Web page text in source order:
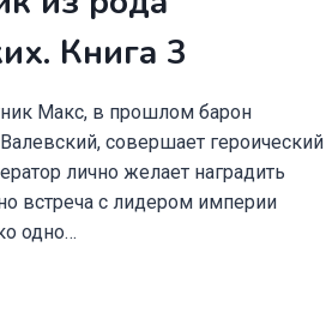
Книга 3
Макс, в прошлом барон
совершает героический
лично желает наградить
встреча с лидером империи
одно…